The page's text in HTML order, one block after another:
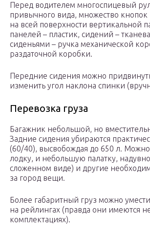
Перед водителем многоспицевый
привычного вида, множество кнопок
на всей поверхности вертикальной
панелей – пластик, сидений –
сиденьями – ручка механической
раздаточной коробки.
Передние сидения можно
изменить угол наклона спинки
Перевозка груза
Багажник небольшой, но
Задние сидения убираются
(60/40), высвобождая до 650 л. Можно
лодку, и небольшую палатку,
сложенном виде) и другие
за город вещи.
Более габаритный груз можно
на рейлингах (правда они имеются
комплектациях).